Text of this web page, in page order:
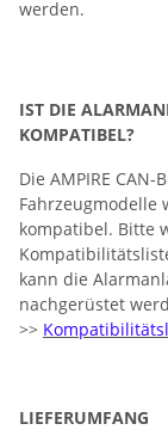
werden.
IST DIE
KOMPATIBEL?
Die AMPIRE
Fahrzeugmodelle
kompatibel. Bitte
kann die
nachgerüstet
>>
LIEFERUMFANG